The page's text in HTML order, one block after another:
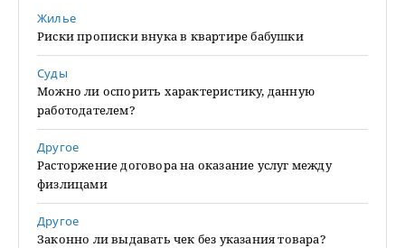
Жилье
Риски прописки внука в квартире бабушки
Суды
Можно ли оспорить характеристику, данную
работодателем?
Другое
Расторжение договора на оказание услуг между
физлицами
Другое
Законно ли выдавать чек без указания товара?